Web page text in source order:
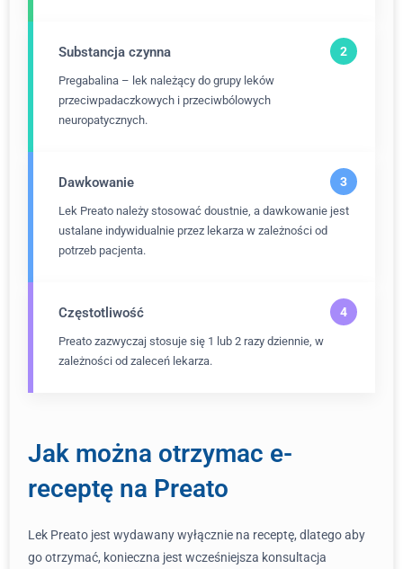
Substancja czynna
Pregabalina – lek należący do grupy leków
przeciwpadaczkowych i przeciwbólowych
neuropatycznych.
Dawkowanie
Lek Preato należy stosować doustnie, a dawkowanie jest
ustalane indywidualnie przez lekarza w zależności od
potrzeb pacjenta.
Częstotliwość
Preato zazwyczaj stosuje się 1 lub 2 razy dziennie, w
zależności od zaleceń lekarza.
Jak można otrzymac e-
receptę na Preato
Lek Preato jest wydawany wyłącznie na receptę, dlatego aby
go otrzymać, konieczna jest wcześniejsza konsultacja